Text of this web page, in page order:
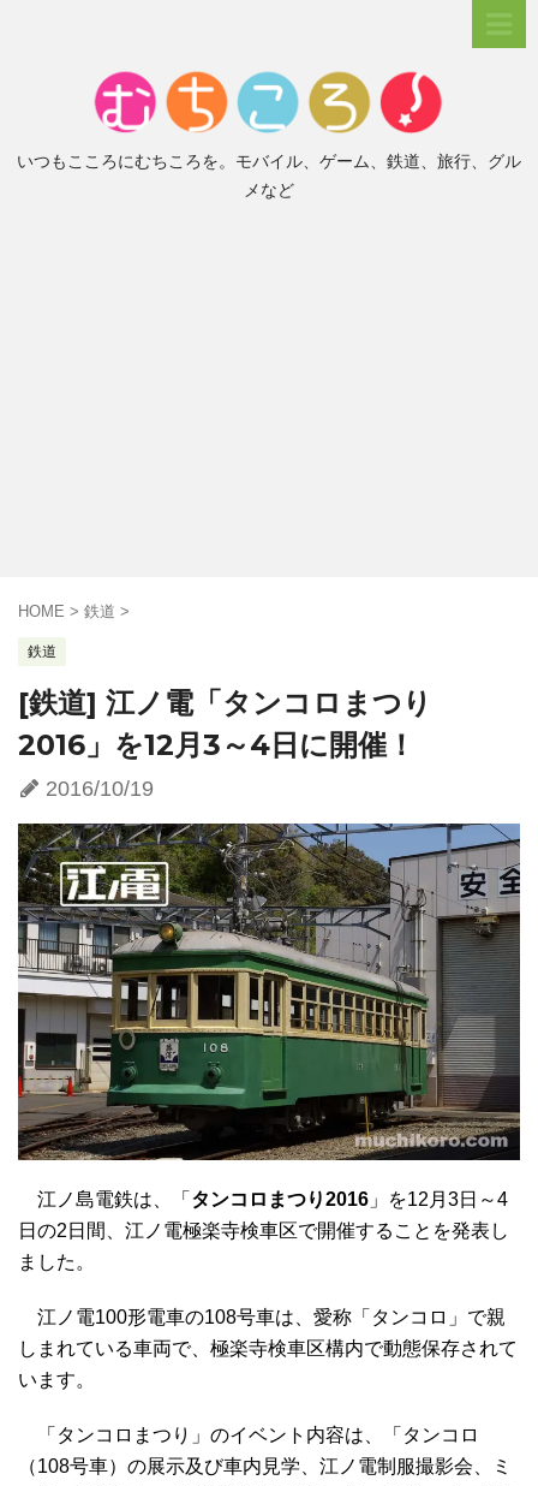
いつもこころにむちころを。モバイル、ゲーム、鉄道、旅行、グル
メなど
HOME > 鉄道 >
鉄道
[鉄道] 江ノ電「タンコロまつり
2016」を12月3～4日に開催！
2016/10/19
江ノ島電鉄は、「 タンコロまつり2016 」を12月3日～4
日の2日間、江ノ電極楽寺検車区で開催することを発表し
ました。
江ノ電100形電車の108号車は、愛称「タンコロ」で親
しまれている車両で、極楽寺検車区構内で動態保存されて
います。
「タンコロまつり」のイベント内容は、「タンコロ
（108号車）の展示及び車内見学、江ノ電制服撮影会、ミ